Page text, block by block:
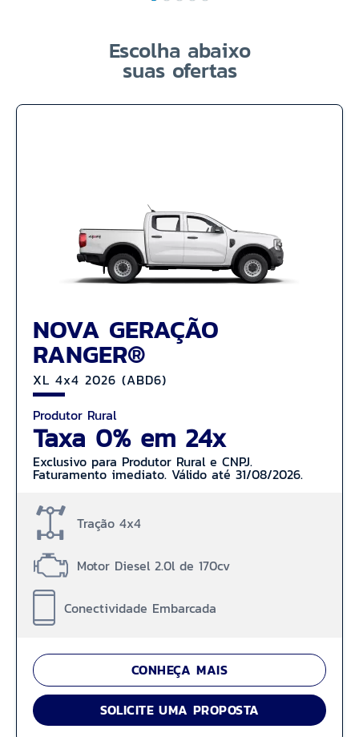
Escolha abaixo
suas ofertas
NOVA GERAÇÃO
RANGER®
XL 4x4 2026 (ABD6)
Produtor Rural
Taxa 0% em 24x
Exclusivo para Produtor Rural e CNPJ.
Faturamento imediato. Válido até 31/08/2026.
Tração 4x4
Motor Diesel 2.0l de 170cv
Conectividade Embarcada
CONHEÇA MAIS
SOLICITE UMA PROPOSTA